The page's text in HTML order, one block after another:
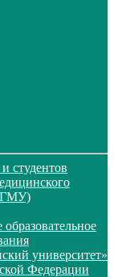
студентов
университет»
Федерации